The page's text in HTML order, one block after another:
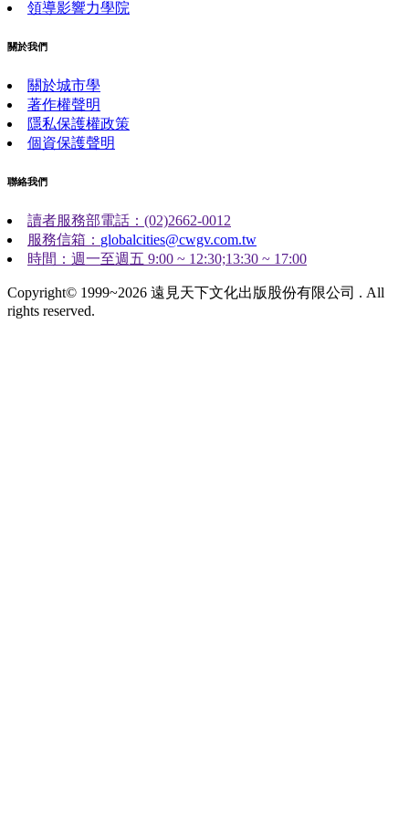
領導影響力學院
關於我們
關於城市學
著作權聲明
隱私保護權政策
個資保護聲明
聯絡我們
讀者服務部電話：(02)2662-0012
服務信箱： globalcities@cwgv.com.tw
時間：週一至週五 9:00 ~ 12:30;13:30 ~ 17:00
Copyright© 1999~2026 遠見天下文化出版股份有限公司 . All
rights reserved.